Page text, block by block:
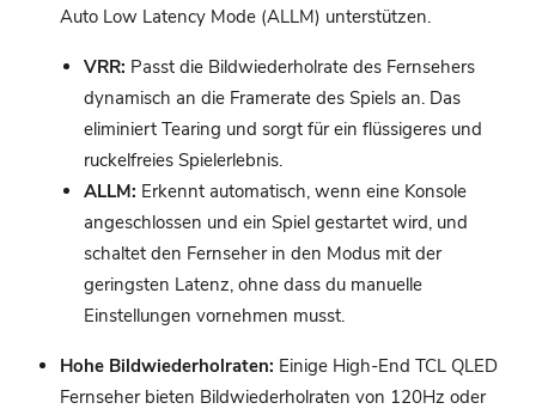
Auto Low Latency Mode (ALLM) unterstützen.
VRR: Passt die Bildwiederholrate des Fernsehers
dynamisch an die Framerate des Spiels an. Das
eliminiert Tearing und sorgt für ein flüssigeres und
ruckelfreies Spielerlebnis.
ALLM: Erkennt automatisch, wenn eine Konsole
angeschlossen und ein Spiel gestartet wird, und
schaltet den Fernseher in den Modus mit der
geringsten Latenz, ohne dass du manuelle
Einstellungen vornehmen musst.
Hohe Bildwiederholraten: Einige High-End TCL QLED
Fernseher bieten Bildwiederholraten von 120Hz oder